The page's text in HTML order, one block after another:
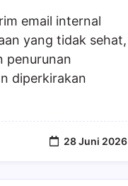
email internal
yang tidak sehat,
penurunan
diperkirakan
28 Juni 2026